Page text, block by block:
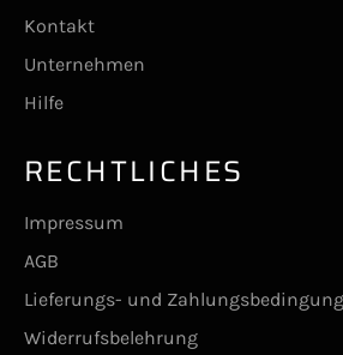
Kontakt
Unternehmen
Hilfe
RECHTLICHES
Impressum
AGB
Lieferungs- und
Widerrufsbelehrung